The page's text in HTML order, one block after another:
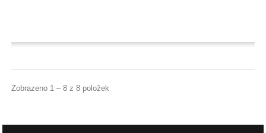
Zobrazeno 1 – 8 z 8 položek